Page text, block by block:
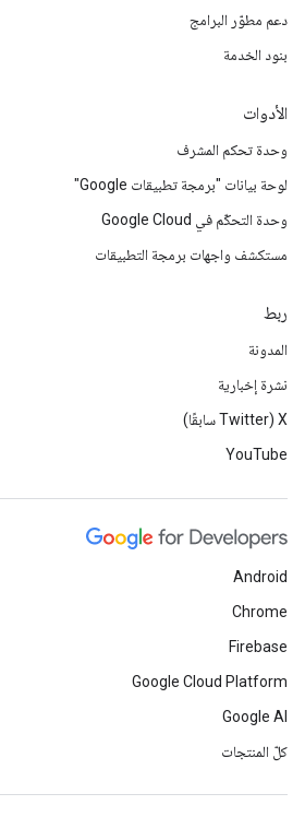
دعم مطوّر البرامج
بنود الخدمة
الأدوات
وحدة تحكم المشرف
لوحة بيانات "برمجة تطبيقات Google"
وحدة التحكّم في Google Cloud
مستكشف واجهات برمجة التطبيقات
ربط
المدونة
نشرة إخبارية
‫X ‏(Twitter سابقًا)
YouTube
Android
Chrome
Firebase
Google Cloud Platform
Google AI
كلّ المنتجات